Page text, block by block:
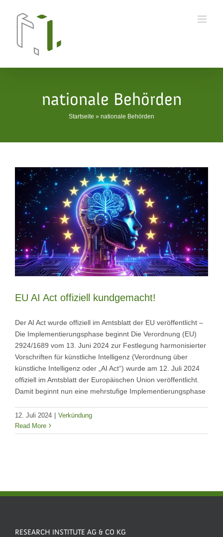
nationale Behörden
Startseite » nationale Behörden
EU AI Act offiziell kundgemacht!
Der AI Act wurde offiziell im Amtsblatt der EU veröffentlicht –
Die Implementierungsphase beginnt Die Verordnung (EU)
2924/1689 vom 13. Juni 2024 zur Festlegung harmonisierter
Vorschriften für künstliche Intelligenz (Verordnung über
künstliche Intelligenz oder „AI Act“) wurde am 12. Juli 2024
offiziell im Amtsblatt der Europäischen Union veröffentlicht.
Damit beginnt nun eine mehrstufige Implementierungsphase
12. Juli 2024 | Verkündung
Read More
RESEARCH INSTITUTE AG & CO KG